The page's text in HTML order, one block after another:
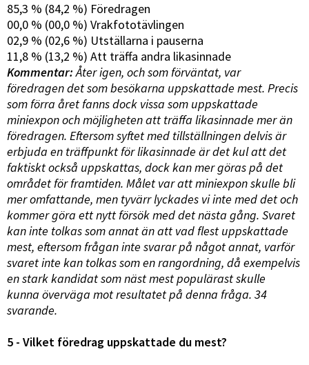
85,3 % (84,2 %) Föredragen
00,0 % (00,0 %) Vrakfototävlingen
02,9 % (02,6 %) Utställarna i pauserna
11,8 % (13,2 %) Att träffa andra likasinnade
Kommentar:Åter igen, och som förväntat, var
föredragen det som besökarna uppskattade mest. Precis
som förra året fanns dock vissa som uppskattade
miniexpon och möjligheten att träffa likasinnade mer än
föredragen. Eftersom syftet med tillställningen delvis är
erbjuda en träffpunkt för likasinnade är det kul att det
faktiskt också uppskattas, dock kan mer göras på det
området för framtiden. Målet var att miniexpon skulle bli
mer omfattande, men tyvärr lyckades vi inte med det och
kommer göra ett nytt försök med det nästa gång. Svaret
kan inte tolkas som annat än att vad flest uppskattade
mest, eftersom frågan inte svarar på något annat, varför
svaret inte kan tolkas som en rangordning, då exempelvis
en stark kandidat som näst mest populärast skulle
kunna överväga mot resultatet på denna fråga. 34
svarande.
5 - Vilket föredrag uppskattade du mest?